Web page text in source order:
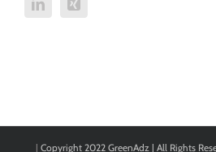
| Copyright 2022 GreenAdz | All Rights